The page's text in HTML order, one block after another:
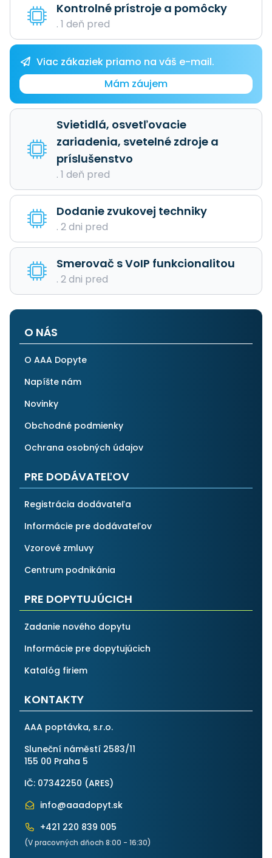
Kontrolné prístroje a pomôcky
. 1 deň pred
Viac zákaziek priamo na váš e-mail.
Mám záujem
Svietidlá, osvetľovacie
zariadenia, svetelné zdroje a
príslušenstvo
. 1 deň pred
Dodanie zvukovej techniky
. 2 dni pred
Smerovač s VoIP funkcionalitou
. 2 dni pred
O NÁS
O AAA Dopyte
Napíšte nám
Novinky
Obchodné podmienky
Ochrana osobných údajov
PRE DODÁVATEĽOV
Registrácia dodávateľa
Informácie pre dodávateľov
Vzorové zmluvy
Centrum podnikánia
PRE DOPYTUJÚCICH
Zadanie nového dopytu
Informácie pre dopytujúcich
Katalóg firiem
KONTAKTY
AAA poptávka, s.r.o.
Sluneční náměstí 2583/11
155 00 Praha 5
IČ: 07342250 (ARES)
info@aaadopyt.sk
+421 220 839 005
(V pracovných dňoch 8:00 - 16:30)